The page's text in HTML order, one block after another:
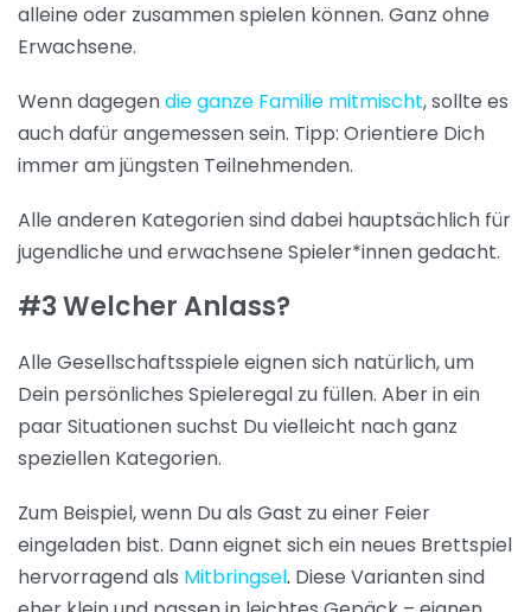
alleine oder zusammen spielen können. Ganz ohne
Erwachsene.
Wenn dagegendie ganze Familie mitmischt, sollte es
auch dafür angemessen sein. Tipp: Orientiere Dich
immer am jüngsten Teilnehmenden.
Alle anderen Kategorien sind dabei hauptsächlich für
jugendliche und erwachsene Spieler*innen gedacht.
#3 Welcher Anlass?
Alle Gesellschaftsspiele eignen sich natürlich, um
Dein persönliches Spieleregal zu füllen. Aber in ein
paar Situationen suchst Du vielleicht nach ganz
speziellen Kategorien.
Zum Beispiel, wenn Du als Gast zu einer Feier
eingeladen bist. Dann eignet sich ein neues Brettspiel
hervorragend als Mitbringsel. Diese Varianten sind